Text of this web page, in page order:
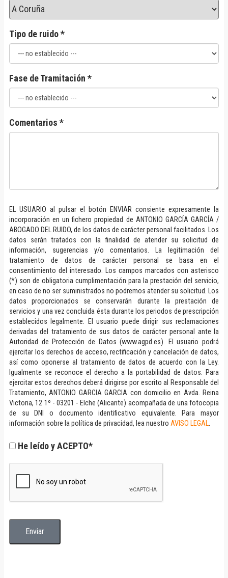
Tipo de ruido *
Fase de Tramitación *
Comentarios *
EL USUARIO al pulsar el botón ENVIAR consiente expresamente la
incorporación en un fichero propiedad de ANTONIO GARCÍA GARCÍA /
ABOGADO DEL RUIDO, de los datos de carácter personal facilitados. Los
datos serán tratados con la finalidad de atender su solicitud de
información, sugerencias y/o comentarios. La legitimación del
tratamiento de datos de carácter personal se basa en el
consentimiento del interesado. Los campos marcados con asterisco
(*) son de obligatoria cumplimentación para la prestación del servicio,
en caso de no ser suministrados no podremos atender su solicitud. Los
datos proporcionados se conservarán durante la prestación de
servicios y una vez concluida ésta durante los periodos de prescripción
establecidos legalmente. El usuario puede dirigir sus reclamaciones
derivadas del tratamiento de sus datos de carácter personal ante la
Autoridad de Protección de Datos (www.agpd.es). El usuario podrá
ejercitar los derechos de acceso, rectificación y cancelación de datos,
así como oponerse al tratamiento de datos de acuerdo con la Ley.
Igualmente se reconoce el derecho a la portabilidad de datos. Para
ejercitar estos derechos deberá dirigirse por escrito al Responsable del
Tratamiento, ANTONIO GARCIA GARCIA con domicilio en Avda. Reina
Victoria, 12 1º - 03201 - Elche (Alicante) acompañada de una fotocopia
de su DNI o documento identificativo equivalente. Para mayor
información sobre la política de privacidad, lea nuestro AVISO LEGAL.
He leído y ACEPTO*